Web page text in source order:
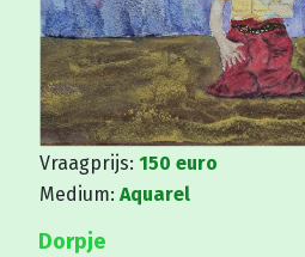
Vraagprijs: 150 euro
Medium: Aquarel
Dorpje